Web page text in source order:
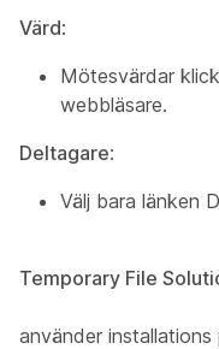
Värd:
Mötesvärdar
webbläsare.
Deltagare:
Välj bara länken
Temporary File
använder